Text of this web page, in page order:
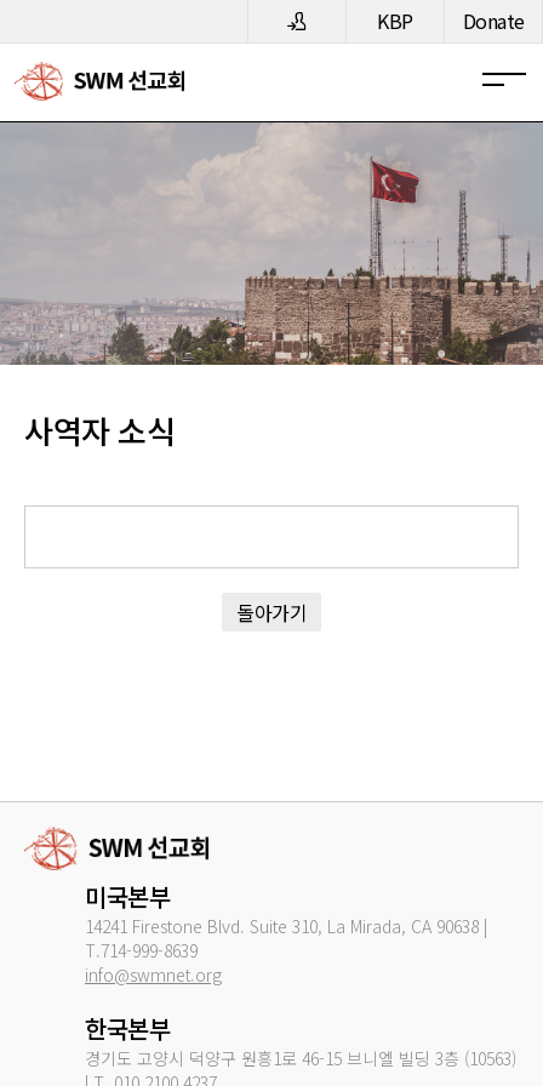
메뉴 건너뛰기 KBP Donate
사역자 소식
돌아가기
미국본부
14241 Firestone Blvd. Suite 310, La Mirada, CA 90638 |
T.714-999-8639
info@swmnet.org
한국본부
경기도 고양시 덕양구 원흥1로 46-15 브니엘 빌딩 3층 (10563)